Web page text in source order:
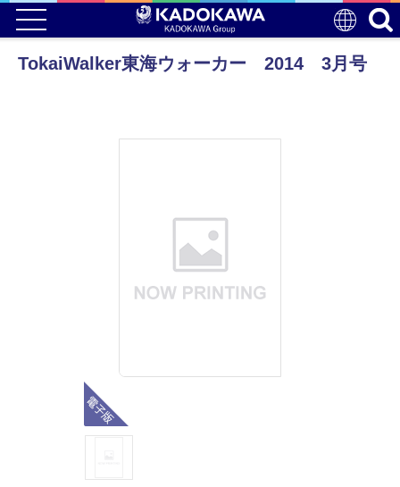
TokaiWalker東海ウォーカー 2014 3月号